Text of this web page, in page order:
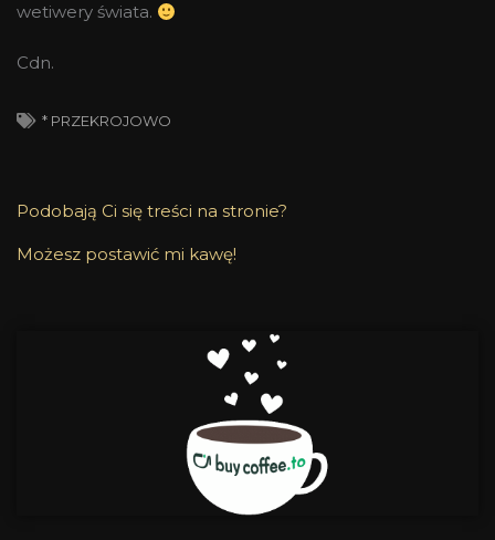
wetiwery świata.
Cdn.
* PRZEKROJOWO
Podobają Ci się treści na stronie?
Możesz postawić mi kawę!